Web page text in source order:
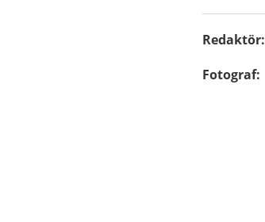
Redaktör:
Fotograf: